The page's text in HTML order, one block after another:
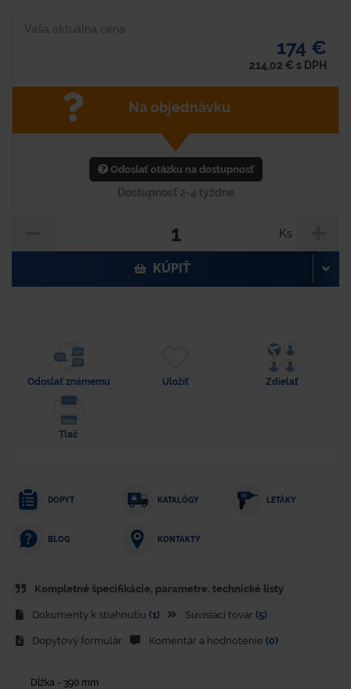
Vaša aktuálna cena
174 €
214,02 € s DPH
Na objednávku
Odoslať otázku na dostupnosť
Dostupnosť 2-4 týždne
Ks
KÚPIŤ
Odoslať známemu Uložiť Zdielať
Tlač
DOPYT KATALÓGY LETÁKY
BLOG KONTAKTY
Kompletné špecifikácie, parametre. technické listy
Dokumenty k stiahnutiu (1) Súvisiaci tovar (5)
Dopytový formulár Komentár a hodnotenie (0)
Dĺžka - 390 mm